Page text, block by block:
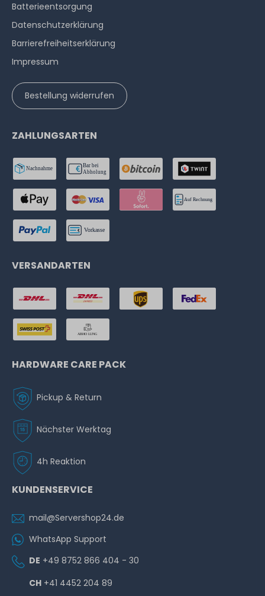
Batterieentsorgung
Datenschutzerklärung
Barrierefreiheitserklärung
Impressum
Bestellung widerrufen
ZAHLUNGSARTEN
VERSANDARTEN
HARDWARE CARE PACK
Pickup & Return
Nächster Werktag
4h Reaktion
KUNDENSERVICE
mail@Servershop24.de
WhatsApp Support
DE +49 8752 866 404 - 30
CH +41 4452 204 89